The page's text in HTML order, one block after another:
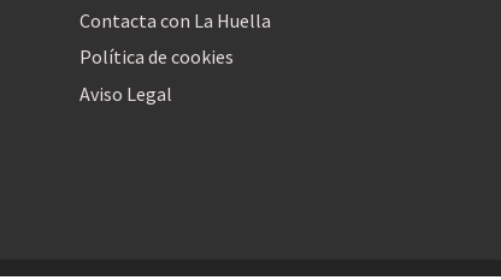
Contacta con La Huella
Política de cookies
Aviso Legal